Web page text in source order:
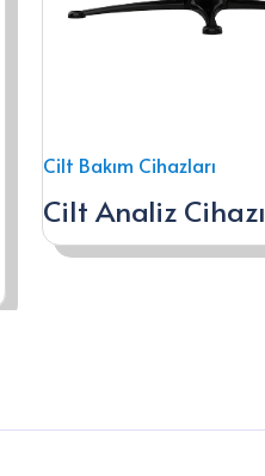
Cilt Bakım Cihazları
Cilt Analiz Cihazı